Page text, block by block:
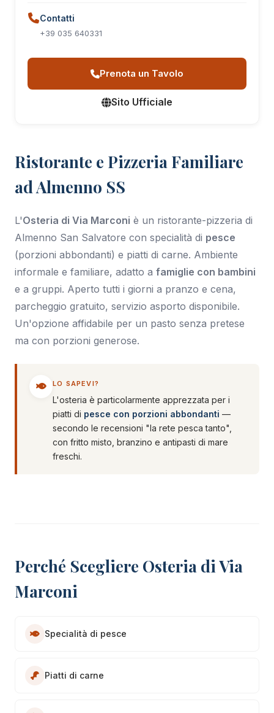
Ristorante e Pizzeria Familiare
ad Almenno SS
L'Osteria di Via Marconi è un ristorante-pizzeria di
Almenno San Salvatore con specialità di pesce
(porzioni abbondanti) e piatti di carne. Ambiente
informale e familiare, adatto a famiglie con bambini
e a gruppi. Aperto tutti i giorni a pranzo e cena,
parcheggio gratuito, servizio asporto disponibile.
Un'opzione affidabile per un pasto senza pretese
ma con porzioni generose.
LO SAPEVI?
L'osteria è particolarmente apprezzata per i
piatti di pesce con porzioni abbondanti —
secondo le recensioni "la rete pesca tanto",
con fritto misto, branzino e antipasti di mare
freschi.
Perché Scegliere Osteria di Via
Marconi
Specialità di pesce
Piatti di carne
Contatti
+39 035 640331
Prenota un Tavolo
Sito Ufficiale